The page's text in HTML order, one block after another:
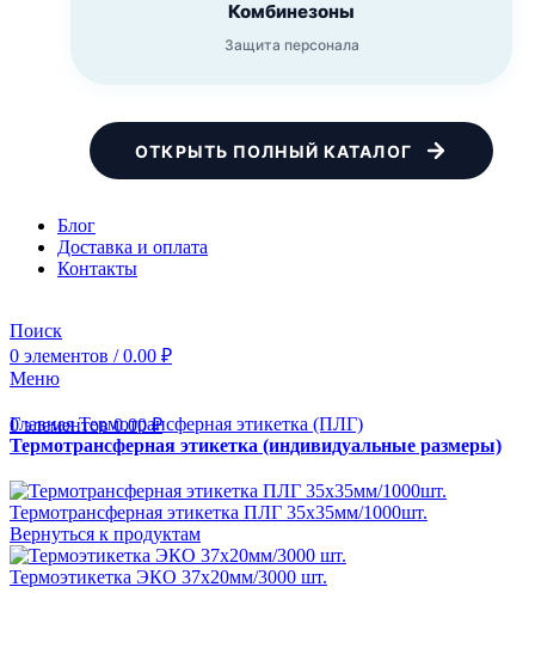
Комбинезоны
Защита персонала
ОТКРЫТЬ ПОЛНЫЙ КАТАЛОГ
Блог
Доставка и оплата
Контакты
Поиск
0 элементов / 0.00 ₽
Меню
0элементов 0.00₽
ГлавнаяТермотрансферная этикетка (ПЛГ)
Термотрансферная этикетка (индивидуальные размеры)
Термотрансферная этикетка ПЛГ 35х35мм/1000шт.
Вернуться к продуктам
Термоэтикетка ЭКО 37х20мм/3000 шт.